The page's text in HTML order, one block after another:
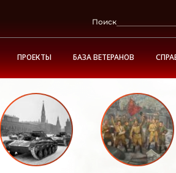
Поиск
ПРОЕКТЫ БАЗА ВЕТЕРАНОВ